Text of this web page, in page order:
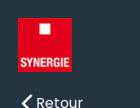
Retour